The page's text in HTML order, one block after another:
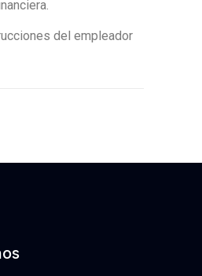
del empleador